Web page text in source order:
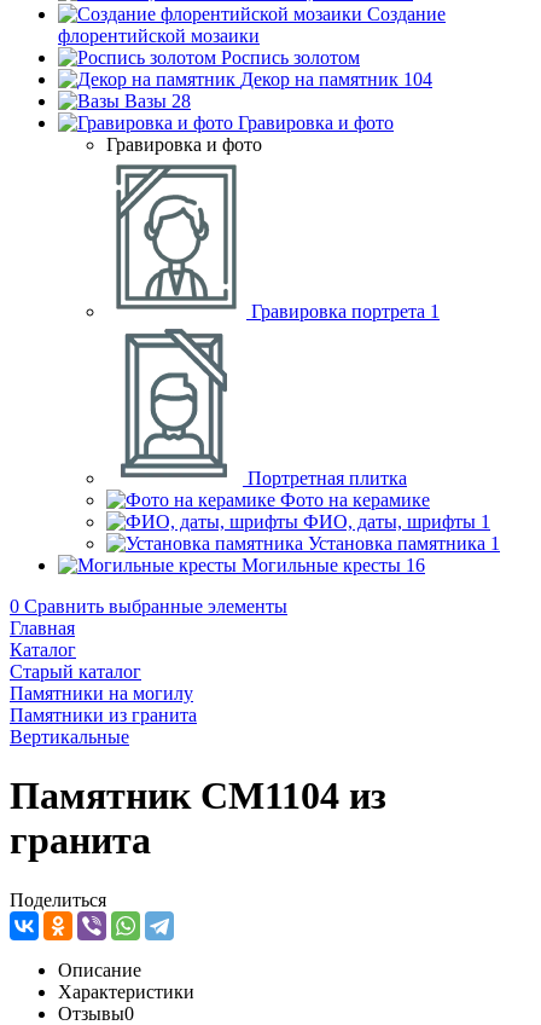
Создание
флорентийской мозаики
Роспись золотом
Декор на памятник 104
Вазы 28
Гравировка и фото
Гравировка и фото
Гравировка портрета 1
Портретная плитка
Фото на керамике
ФИО, даты, шрифты 1
Установка памятника 1
Могильные кресты 16
0 Сравнить выбранные элементы
Главная
Каталог
Старый каталог
Памятники на могилу
Памятники из гранита
Вертикальные
Памятник CM1104 из
гранита
Поделиться
Описание
Характеристики
Отзывы0